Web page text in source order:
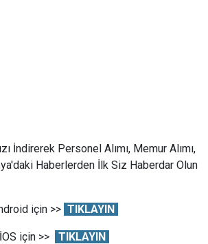
İndirerek Personel Alımı, Memur Alımı,
Haberlerden İlk Siz Haberdar Olun
için >> TIKLAYIN
İOS için >> TIKLAYIN